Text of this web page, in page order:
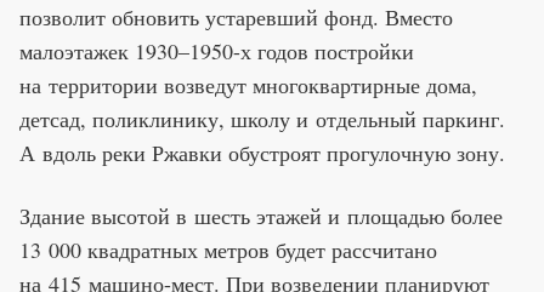
позволит обновить устаревший фонд. Вместо
малоэтажек 1930–1950-х годов постройки
на территории возведут многоквартирные дома,
детсад, поликлинику, школу и отдельный паркинг.
А вдоль реки Ржавки обустроят прогулочную зону.
Здание высотой в шесть этажей и площадью более
13 000 квадратных метров будет рассчитано
на 415 машино-мест. При возведении планируют